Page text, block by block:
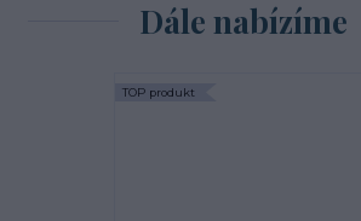
Dále nabízíme
TOP produkt